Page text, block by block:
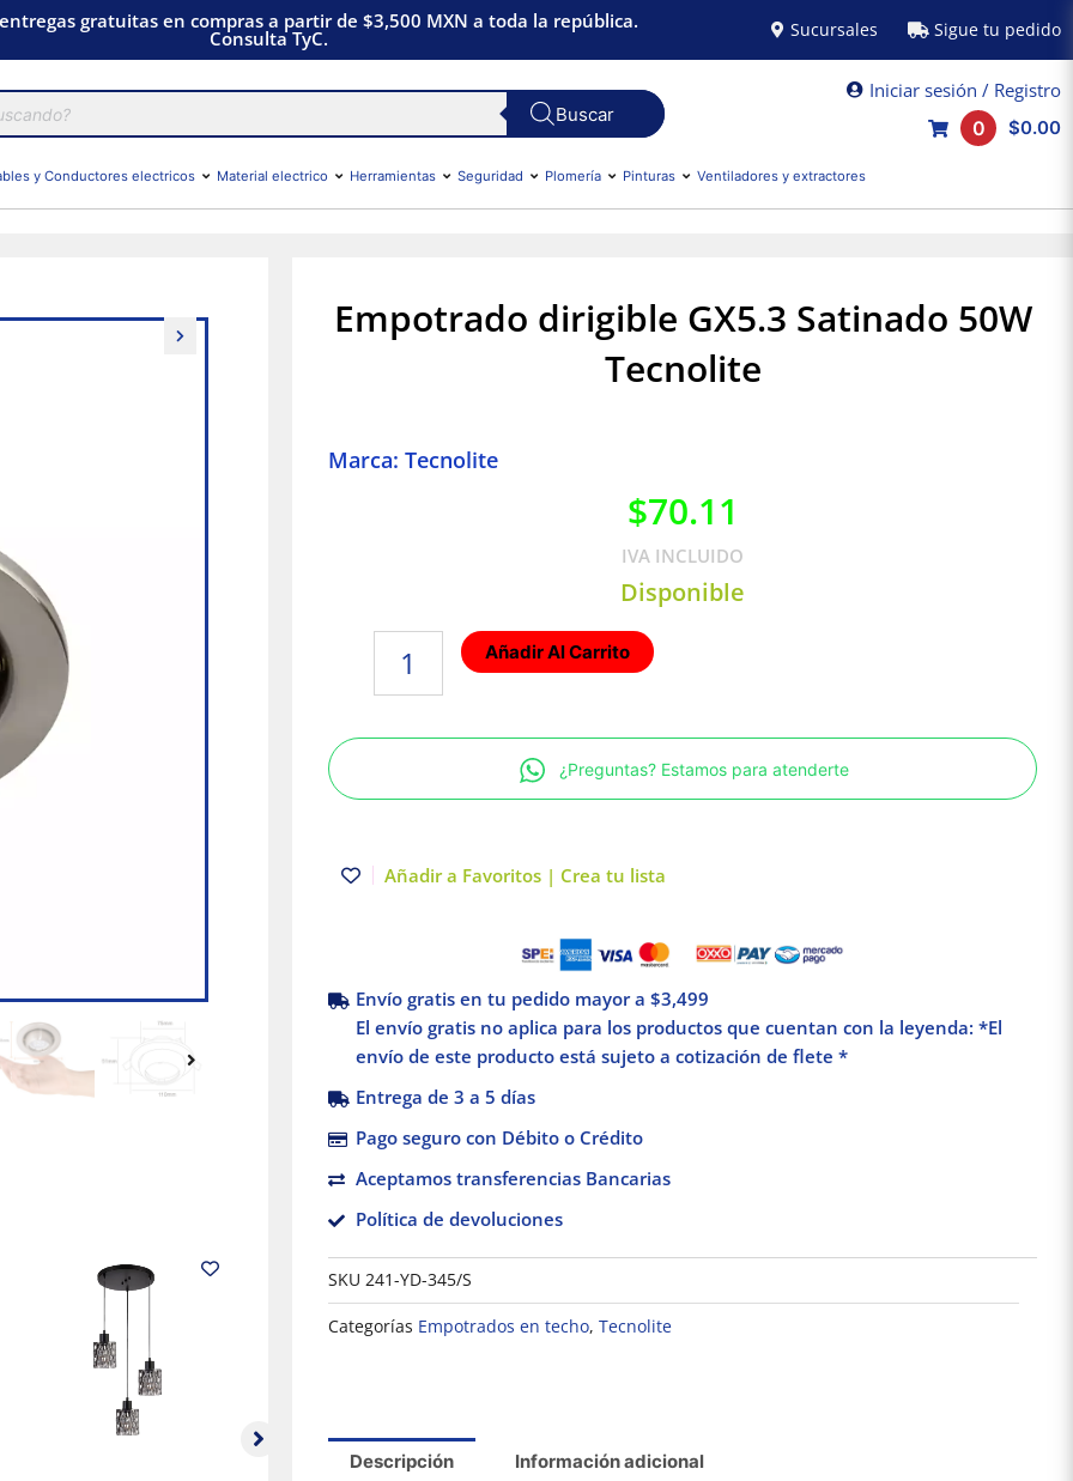
gratuitas en compras a partir de $3,500 MXN a toda la república.
Consulta TyC. Sucursales Sigue tu pedido
Iniciar sesión / Registro
0
$0.00
y Conductores electricos Material electrico Herramientas Seguridad Plomería Pinturas Ventiladores y extractores
Empotrado dirigible GX5.3 Satinado 50W
Tecnolite
Marca: Tecnolite
$70.11
IVA INCLUIDO
Disponible
GX5.3
50W
Tecnolite
Añadir Al Carrito
¿Preguntas? Estamos para atenderte
Añadir a Favoritos | Crea tu lista
Envío gratis en tu pedido mayor a $3,499
El envío gratis no aplica para los productos que cuentan con la leyenda: *El
envío de este producto está sujeto a cotización de flete *
Entrega de 3 a 5 días
Pago seguro con Débito o Crédito
Aceptamos transferencias Bancarias
Política de devoluciones
SKU 241-YD-345/S
Categorías Empotrados en techo, Tecnolite
Descripción Información adicional